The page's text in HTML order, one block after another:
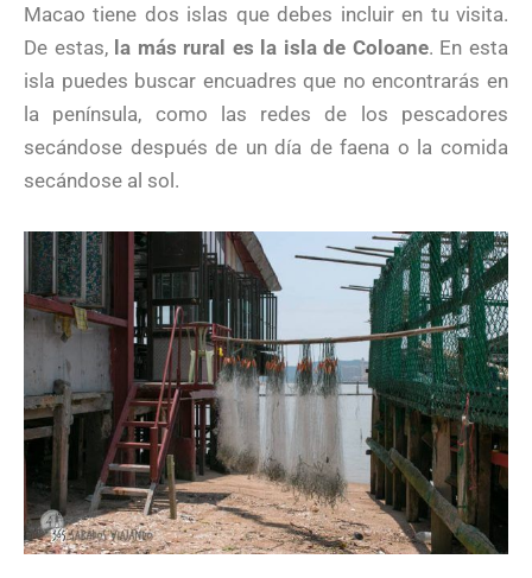
Macao tiene dos islas que debes incluir en tu visita.
De estas, la más rural es la isla de Coloane. En esta
isla puedes buscar encuadres que no encontrarás en
la península, como las redes de los pescadores
secándose después de un día de faena o la comida
secándose al sol.